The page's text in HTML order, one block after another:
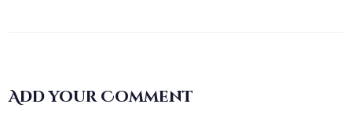
Add your Comment